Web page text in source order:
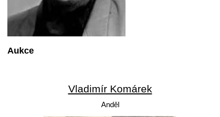
Aukce
Vladimír Komárek
Anděl